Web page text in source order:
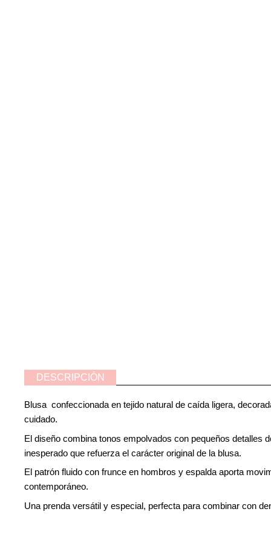
DESCRIPCIÓN
Blusa confeccionada en tejido natural de caída ligera,
cuidado.
El diseño combina tonos empolvados con pequeños detalles
inesperado que refuerza el carácter original de la blusa.
El patrón fluido con frunce en hombros y espalda aporta
contemporáneo.
Una prenda versátil y especial, perfecta para combinar con